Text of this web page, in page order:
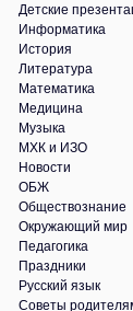
Детские
Информатика
История
Литература
Математика
Медицина
Музыка
МХК и ИЗО
Новости
ОБЖ
Обществознание
Окружающий мир
Педагогика
Праздники
Русский язык
Советы